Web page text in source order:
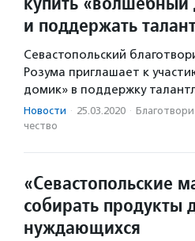
и поддержать
Севастопольский
Розума приглашает к
домик» в поддержку
Новости · 25.03.2020 ·
чест­во
«Севастопольские
собирать продукты
нуждающихся